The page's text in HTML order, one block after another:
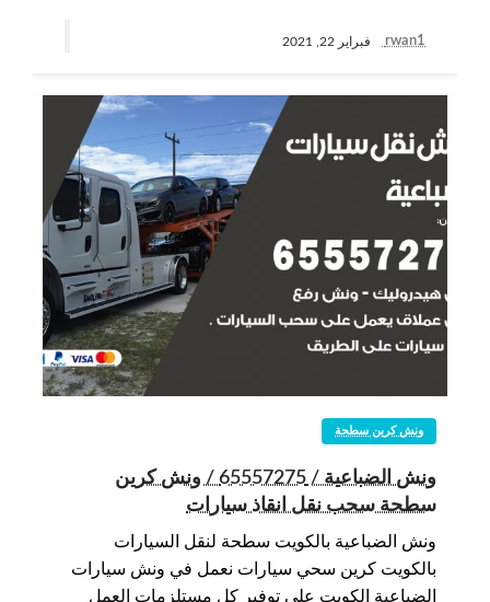
rwan1 فبراير 22, 2021
ونش كرين سطحة
ونش الضباعية / 65557275 / ونش كرين
سطحة سحب نقل انقاذ سيارات
ونش الضباعية بالكويت سطحة لنقل السيارات
بالكويت كرين سحي سيارات نعمل في ونش سيارات
الضباعية الكويت على توفير كل مستلزمات العمل